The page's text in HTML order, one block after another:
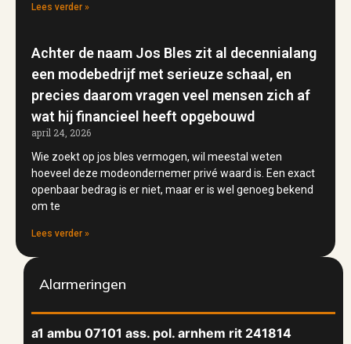
Lees verder »
Achter de naam Jos Bles zit al decennialang
een modebedrijf met serieuze schaal, en
precies daarom vragen veel mensen zich af
wat hij financieel heeft opgebouwd
april 24, 2026
Wie zoekt op jos bles vermogen, wil meestal weten
hoeveel deze modeondernemer privé waard is. Een exact
openbaar bedrag is er niet, maar er is wel genoeg bekend
om te
Lees verder »
Alarmeringen
a1 ambu 07101 ass. pol. arnhem rit 241814